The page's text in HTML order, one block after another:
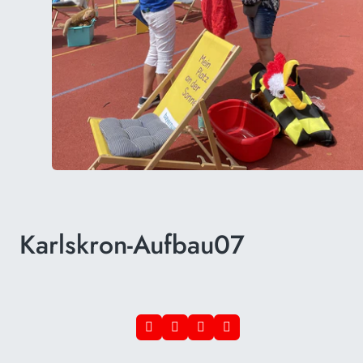
Karlskron-Aufbau07